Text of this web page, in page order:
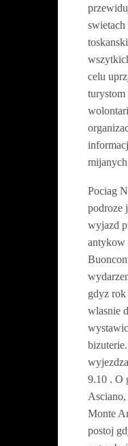
celu
turystom
Pociag
podroze
wyjazd
antykow
gdyz
wlasnie
9.10 . O
Asciano,
Monte
postoj